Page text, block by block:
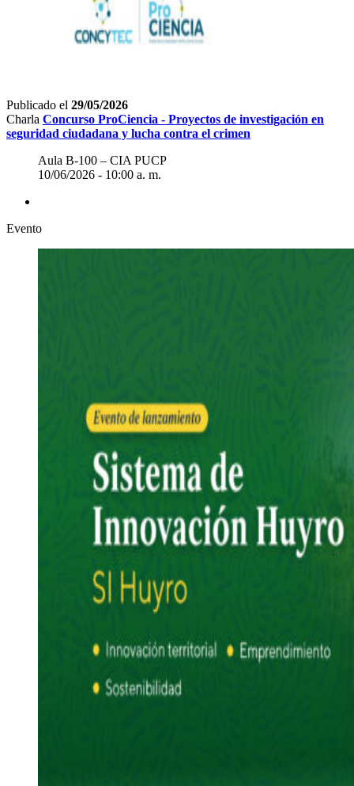
Publicado el 29/05/2026
Charla Concurso ProCiencia - Proyectos de investigación en
seguridad ciudadana y lucha contra el crimen
Aula B-100 – CIA PUCP
10/06/2026 - 10:00 a. m.
Evento